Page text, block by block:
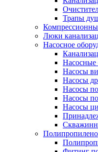
Трапы
Люки
Насосное
Насосные
Насосы
Насосы
Насосы
Насосы
Насосы